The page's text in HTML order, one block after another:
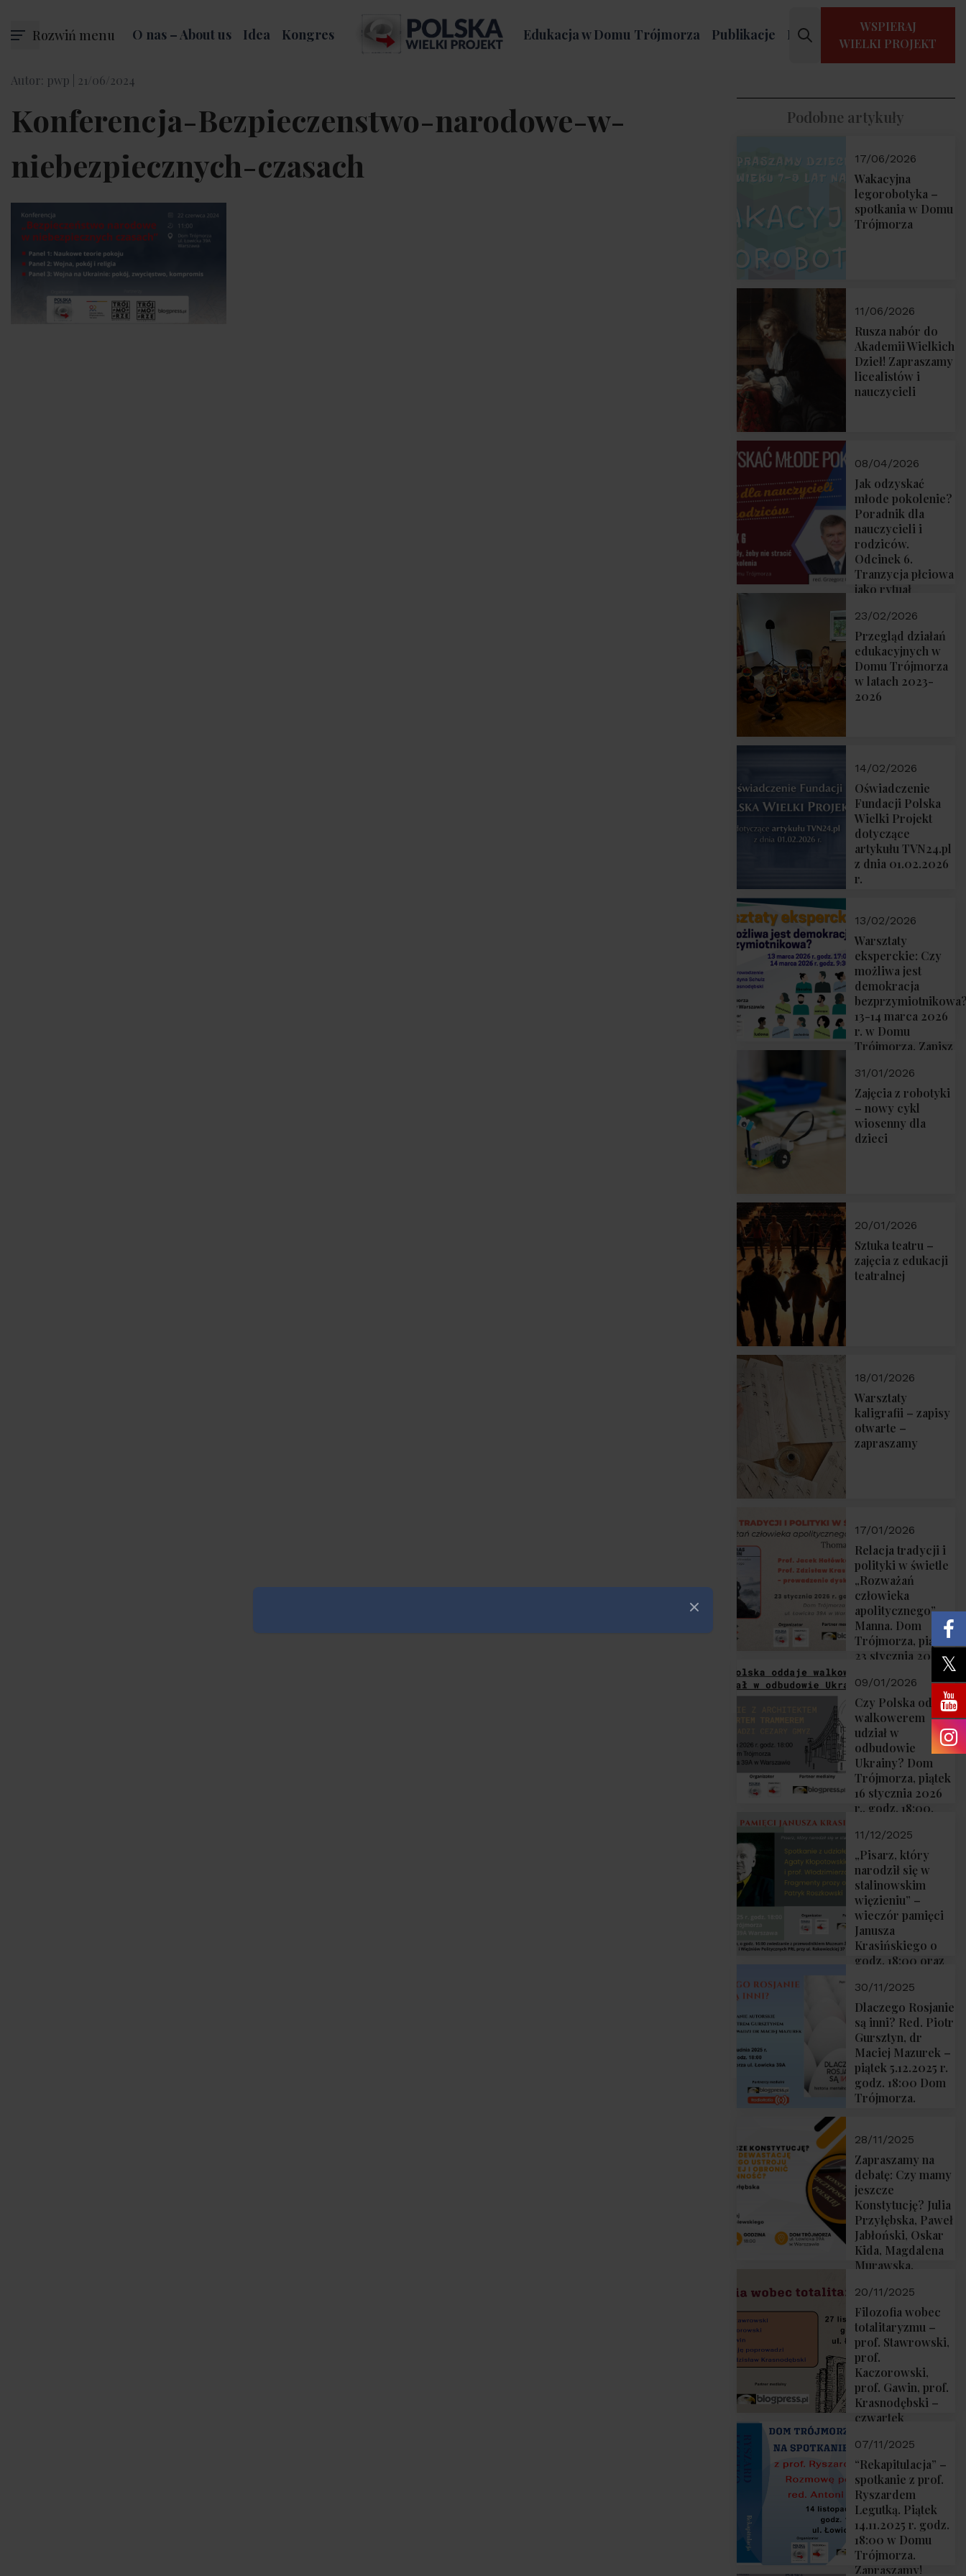
Rozwiń menu O nas – About us Idea Kongres Edukacja w Domu Trójmorza Publikacje Kontakt
WSPIERAJ
WIELKI PROJEKT
Autor: pwp | 21/06/2024
Konferencja-Bezpieczenstwo-narodowe-w-
niebezpiecznych-czasach
Podobne artykuły
17/06/2026
Wakacyjna
legorobotyka –
spotkania w Domu
Trójmorza
11/06/2026
Rusza nabór do
Akademii Wielkich
Dzieł! Zapraszamy
licealistów i
nauczycieli
08/04/2026
Jak odzyskać
młode pokolenie?
Poradnik dla
nauczycieli i
rodziców.
Odcinek 6.
Tranzycja płciowa
jako rytuał
Rozmawiają red.
Grzegorz Górny i
prof. Michał
Łuczewski
23/02/2026
Przegląd działań
edukacyjnych w
Domu Trójmorza
w latach 2023-
2026
14/02/2026
Oświadczenie
Fundacji Polska
Wielki Projekt
dotyczące
artykułu TVN24.pl
z dnia 01.02.2026
r.
13/02/2026
Warsztaty
eksperckie: Czy
możliwa jest
demokracja
13-14 marca 2026
r. w Domu
Trójmorza. Zapisz
31/01/2026
Zajęcia z robotyki
– nowy cykl
wiosenny dla
dzieci
20/01/2026
Sztuka teatru –
zajęcia z edukacji
teatralnej
18/01/2026
Warsztaty
kaligrafii – zapisy
otwarte –
zapraszamy
17/01/2026
Relacja tradycji i
polityki w świetle
„Rozważań
człowieka
apolitycznego”
Manna. Dom
Trójmorza, piątek
23 stycznia 2026
Zapraszamy!
09/01/2026
Czy Polska oddaje
walkowerem
udział w
odbudowie
Ukrainy? Dom
Trójmorza, piątek
16 stycznia 2026
r., godz. 18:00.
11/12/2025
„Pisarz, który
narodził się w
stalinowskim
więzieniu” –
wieczór pamięci
Janusza
Krasińskiego o
godz. 18:00 oraz
Muzeum
Żołnierzy
Wyklętych i
Więźniów
Politycznych PRL
o godz. 16:00 – 19
grudnia 2025 r.
30/11/2025
Dlaczego Rosjanie
są inni? Red. Piotr
Gursztyn, dr
Maciej Mazurek –
piątek 5.12.2025 r.
godz. 18:00 Dom
Trójmorza.
28/11/2025
Zapraszamy na
debatę: Czy mamy
jeszcze
Konstytucję? Julia
Przyłębska, Paweł
Jabłoński, Oskar
Kida, Magdalena
Murawska,
Sobolewski – 4
grudnia 2025 r.
godz. 18:00.
20/11/2025
Filozofia wobec
totalitaryzmu –
prof. Stawrowski,
prof.
Kaczorowski,
prof. Gawin, prof.
Krasnodębski –
czwartek
18:00
07/11/2025
“Rekapitulacja” –
spotkanie z prof.
Ryszardem
Legutką. Piątek
14.11.2025 r. godz.
18:00 w Domu
Trójmorza.
Zapraszamy!
Zamknij